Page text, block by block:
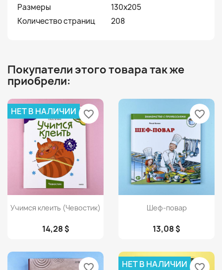
Размеры
130х205
Количество страниц
208
Покупатели этого товара так же
приобрели:
Просмотр
Учимся клеить (Чевостик)
14,28 $
НЕТ В НАЛИЧИИ favorite_border
Просмотр
Шеф-повар
13,08 $
favorite_border
favorite_border НЕТ В НАЛИЧИИ favorite_border